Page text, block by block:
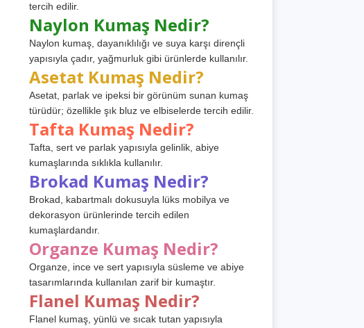
tercih edilir.
Naylon Kumaş Nedir?
Naylon kumaş, dayanıklılığı ve suya karşı dirençli
yapısıyla çadır, yağmurluk gibi ürünlerde kullanılır.
Asetat Kumaş Nedir?
Asetat, parlak ve ipeksi bir görünüm sunan kumaş
türüdür; özellikle şık bluz ve elbiselerde tercih edilir.
Tafta Kumaş Nedir?
Tafta, sert ve parlak yapısıyla gelinlik, abiye
kumaşlarında sıklıkla kullanılır.
Brokad Kumaş Nedir?
Brokad, kabartmalı dokusuyla lüks mobilya ve
dekorasyon ürünlerinde tercih edilen
kumaşlardandır.
Organze Kumaş Nedir?
Organze, ince ve sert yapısıyla süsleme ve abiye
tasarımlarında kullanılan zarif bir kumaştır.
Flanel Kumaş Nedir?
Flanel kumaş, yünlü ve sıcak tutan yapısıyla